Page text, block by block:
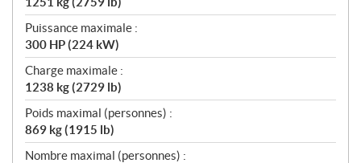
Puissance maximale :
300 HP (224 kW)
Charge maximale :
1238 kg (2729 lb)
Poids maximal (personnes) :
869 kg (1915 lb)
Nombre maximal (personnes) :